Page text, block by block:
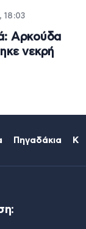
18:03
Αρκούδα
νεκρή
Πηγαδάκια